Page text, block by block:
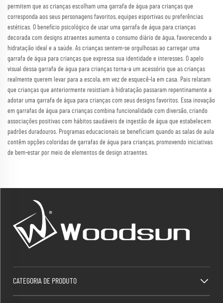
permitem que as crianças escolham uma garrafa de água para crianças que
corresponda aos seus personagens favoritos, equipes esportivas ou preferências
estéticas. O benefício psicológico de usar uma garrafa de água para crianças
decorada com designs atraentes aumenta o consumo diário de água, favorecendo a
hidratação ideal e a saúde. As crianças sentem-se orgulhosas ao carregar uma
garrafa de água para crianças que expressa sua identidade e interesses. O apelo
visual dessa garrafa de água para crianças torna-a um acessório que as crianças
realmente querem levar para a escola, em vez de esquecê-la em casa. Pais relatam
que crianças que anteriormente resistiam à hidratação passaram repentinamente a
adotar uma garrafa de água para crianças com seus designs favoritos. Essa inovação
em garrafas de água para crianças combina funcionalidade com diversão, criando
associações positivas com hábitos saudáveis de ingestão de água que estabelecem
padrões duradouros. Programas educacionais se beneficiam quando as salas de aula
contêm opções coloridas de garrafas de água para crianças, promovendo iniciativas
de bem-estar por meio de elementos de design atraentes.
CATEGORIA DE PRODUTO